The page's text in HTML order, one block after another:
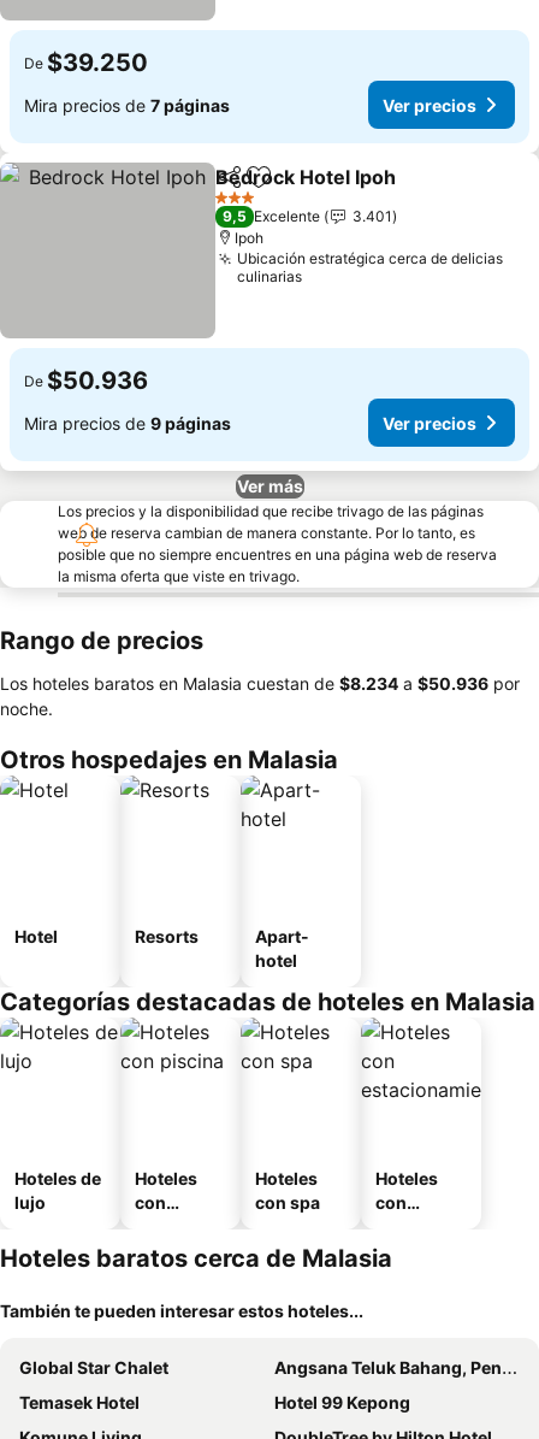
De $39.250
Mira precios de 7 páginas Ver precios
CompartirAgregar a favoritos
Bedrock Hotel Ipoh
3 Estrellas
9,5 Excelente
3.401
Ipoh
Ubicación estratégica cerca de delicias
culinarias
De $50.936
Mira precios de 9 páginas Ver precios
Ver más
Los precios y la disponibilidad que recibe trivago de las páginas
web de reserva cambian de manera constante. Por lo tanto, es
posible que no siempre encuentres en una página web de reserva
la misma oferta que viste en trivago.
Rango de precios
Los hoteles baratos en Malasia cuestan de ‎$8.234 a ‎$50.936 por
noche.
Otros hospedajes en Malasia
Hotel Resorts
Apart-
hotel
Categorías destacadas de hoteles en Malasia
Hoteles de
lujo
Hoteles
con
Hoteles
con spa
Hoteles
con
miento
Hoteles baratos cerca de Malasia
También te pueden interesar estos hoteles...
Global Star Chalet
Angsana Teluk Bahang, Penang
Temasek Hotel
Hotel 99 Kepong